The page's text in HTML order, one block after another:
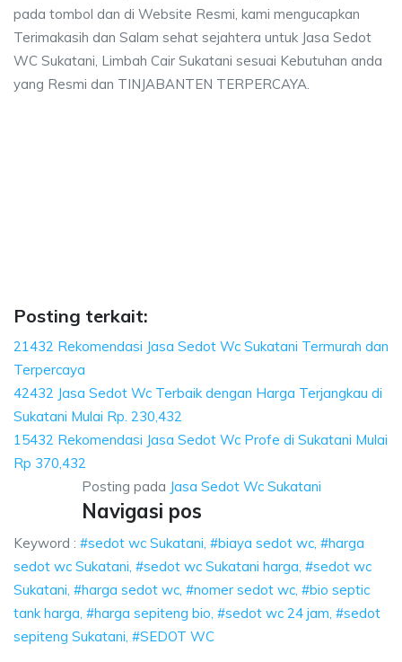
pada tombol dan di Website Resmi, kami mengucapkan
Terimakasih dan Salam sehat sejahtera untuk Jasa Sedot
WC Sukatani, Limbah Cair Sukatani sesuai Kebutuhan anda
yang Resmi dan TINJABANTEN TERPERCAYA.
Posting terkait:
21432 Rekomendasi Jasa Sedot Wc Sukatani Termurah dan
Terpercaya
42432 Jasa Sedot Wc Terbaik dengan Harga Terjangkau di
Sukatani Mulai Rp. 230,432
15432 Rekomendasi Jasa Sedot Wc Profe di Sukatani Mulai
Rp 370,432
Posting pada Jasa Sedot Wc Sukatani
Navigasi pos
Keyword : #sedot wc Sukatani, #biaya sedot wc, #harga
sedot wc Sukatani, #sedot wc Sukatani harga, #sedot wc
Sukatani, #harga sedot wc, #nomer sedot wc, #bio septic
tank harga, #harga sepiteng bio, #sedot wc 24 jam, #sedot
sepiteng Sukatani, #SEDOT WC